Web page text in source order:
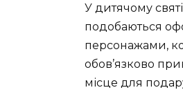
У дитячому
подобаються
персонажами,
обов’язково
місце для